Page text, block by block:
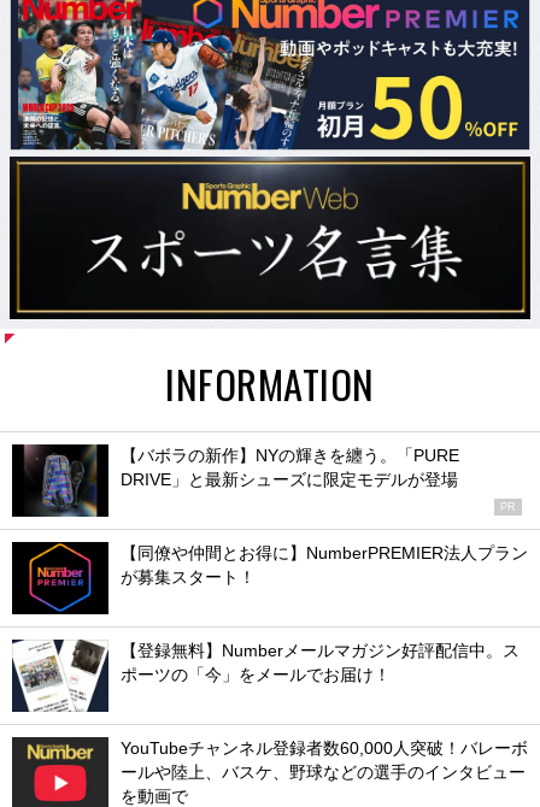
INFORMATION
【バボラの新作】NYの輝きを纏う。「PURE
DRIVE」と最新シューズに限定モデルが登場
PR
【同僚や仲間とお得に】NumberPREMIER法人プラン
が募集スタート！
【登録無料】Numberメールマガジン好評配信中。ス
ポーツの「今」をメールでお届け！
YouTubeチャンネル登録者数60,000人突破！バレーボ
ールや陸上、バスケ、野球などの選手のインタビュー
を動画で